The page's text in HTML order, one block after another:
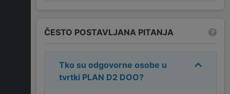
ČESTO POSTAVLJANA PITANJA
Tko su odgovorne osobe u
tvrtki PLAN D2 DOO?